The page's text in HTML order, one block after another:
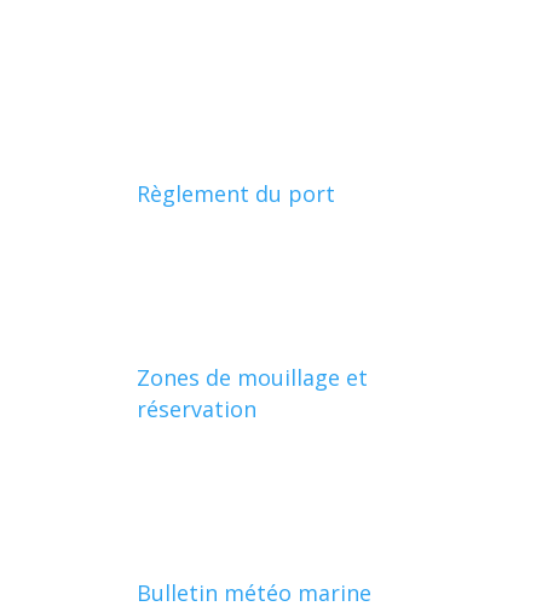
Règlement du port
Zones de mouillage et
réservation
Bulletin météo marine